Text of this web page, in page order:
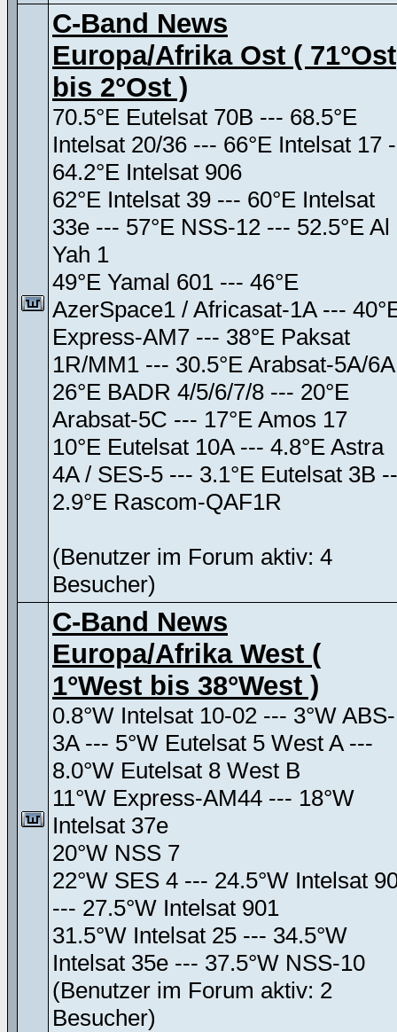
C-Band News
Europa/Afrika Ost ( 71°Ost
bis 2°Ost )
70.5°E Eutelsat 70B --- 68.5°E
Intelsat 20/36 --- 66°E Intelsat 17
64.2°E Intelsat 906
62°E Intelsat 39 --- 60°E Intelsat
33e --- 57°E NSS-12 --- 52.5°E Al
Yah 1
49°E Yamal 601 --- 46°E
AzerSpace1 / Africasat-1A ---
Express-AM7 --- 38°E Paksat
1R/MM1 --- 30.5°E Arabsat-5A/6A
26°E BADR 4/5/6/7/8 --- 20°E
Arabsat-5C --- 17°E Amos 17
10°E Eutelsat 10A --- 4.8°E Astra
4A / SES-5 --- 3.1°E Eutelsat 3B
2.9°E Rascom-QAF1R
(Benutzer im Forum aktiv: 4
Besucher)
C-Band News
Europa/Afrika West (
1°West bis 38°West )
0.8°W Intelsat 10-02 --- 3°W ABS-
3A --- 5°W Eutelsat 5 West A ---
8.0°W Eutelsat 8 West B
11°W Express-AM44 --- 18°W
Intelsat 37e
20°W NSS 7
22°W SES 4 --- 24.5°W Intelsat
--- 27.5°W Intelsat 901
31.5°W Intelsat 25 --- 34.5°W
Intelsat 35e --- 37.5°W NSS-10
(Benutzer im Forum aktiv: 2
Besucher)